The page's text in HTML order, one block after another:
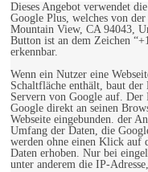
Dieses Angebot verwendet
Google Plus, welches von
Mountain View, CA 94043,
Button ist an dem Zeichen
erkennbar.
Wenn ein Nutzer eine
Schaltfläche enthält, baut
Servern von Google auf.
Google direkt an seinen
Webseite eingebunden. der
Umfang der Daten, die
werden ohne einen Klick auf
Daten erhoben. Nur bei
unter anderem die IP-